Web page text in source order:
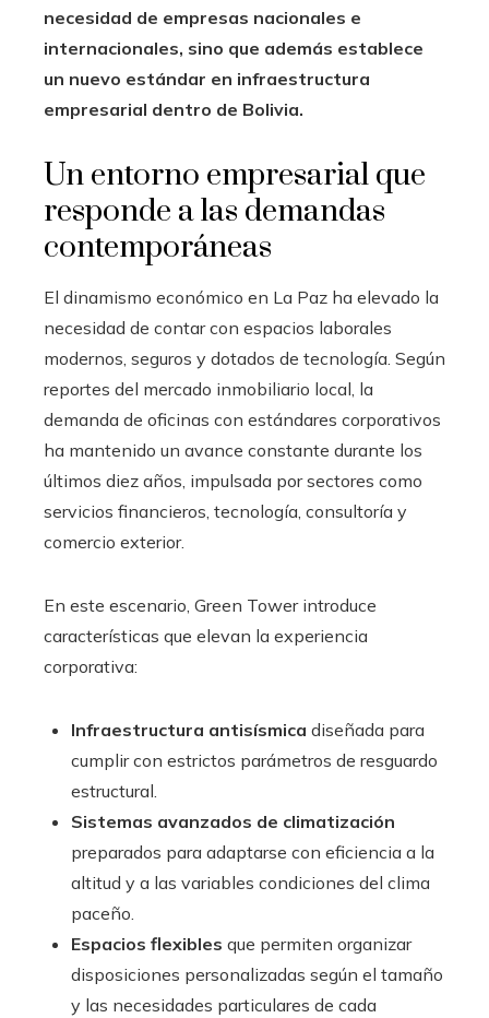
necesidad de empresas nacionales e
internacionales, sino que además establece
un nuevo estándar en infraestructura
empresarial dentro de Bolivia.
Un entorno empresarial que
responde a las demandas
contemporáneas
El dinamismo económico en La Paz ha elevado la
necesidad de contar con espacios laborales
modernos, seguros y dotados de tecnología. Según
reportes del mercado inmobiliario local, la
demanda de oficinas con estándares corporativos
ha mantenido un avance constante durante los
últimos diez años, impulsada por sectores como
servicios financieros, tecnología, consultoría y
comercio exterior.
En este escenario, Green Tower introduce
características que elevan la experiencia
corporativa:
Infraestructura antisísmica diseñada para
cumplir con estrictos parámetros de resguardo
estructural.
Sistemas avanzados de climatización
preparados para adaptarse con eficiencia a la
altitud y a las variables condiciones del clima
paceño.
Espacios flexibles que permiten organizar
disposiciones personalizadas según el tamaño
y las necesidades particulares de cada